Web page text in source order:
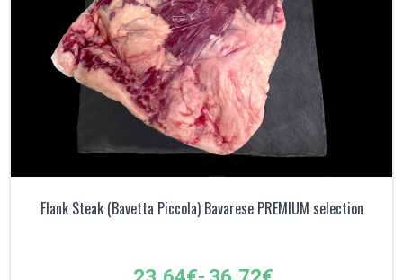
Flank Steak (Bavetta Piccola) Bavarese PREMIUM selection